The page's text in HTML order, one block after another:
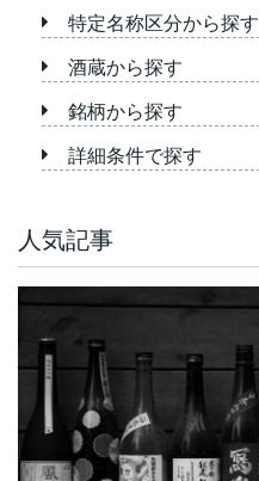
特定名称区分から探す
酒蔵から探す
銘柄から探す
詳細条件で探す
人気記事